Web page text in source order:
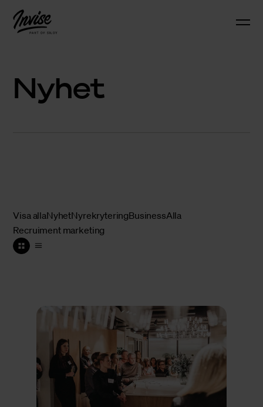
Nyhet
Visa allaNyhetNyrekryteringBusinessAlla
Recruiment marketing